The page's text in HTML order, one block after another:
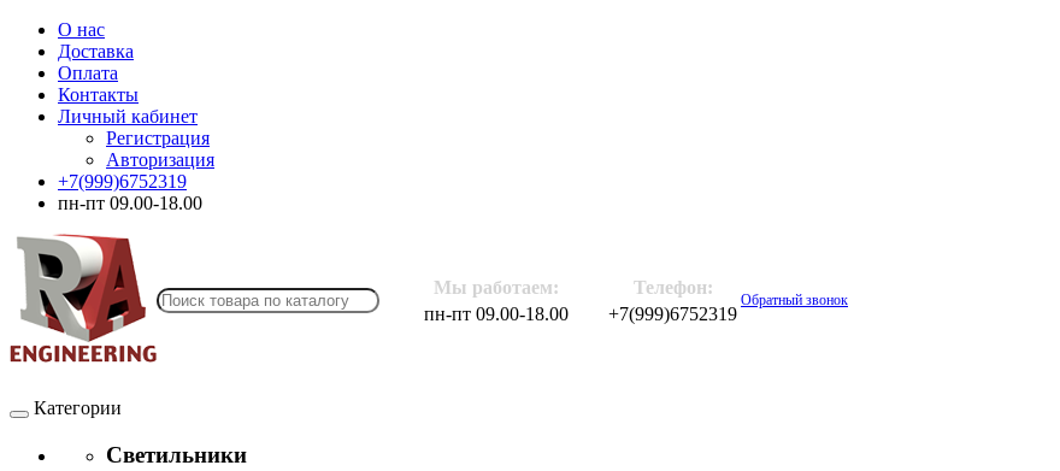
О нас
Доставка
Оплата
Контакты
Личный кабинет
Регистрация
Авторизация
+7(999)6752319
пн-пт 09.00-18.00
Мы работаем:
Телефон:
пн-пт 09.00-18.00
+7(999)6752319
Обратный звонок
Категории
Светильники